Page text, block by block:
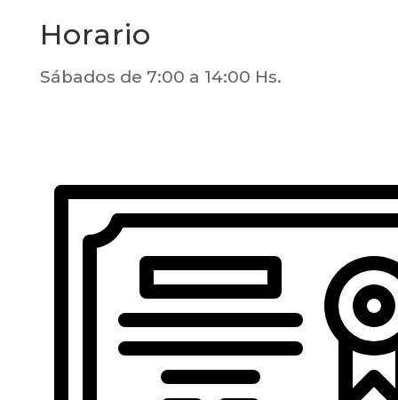
Horario
Sábados de 7:00 a 14:00 Hs.